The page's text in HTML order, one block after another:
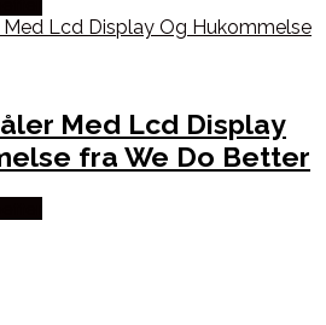
Med Lcd Display
fra We Do Better